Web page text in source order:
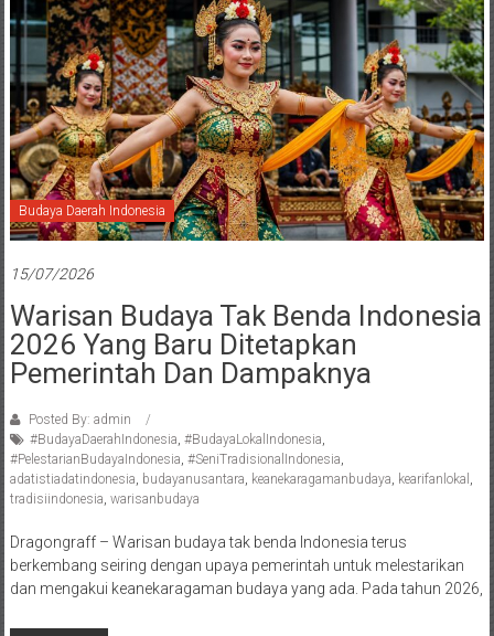
Budaya Daerah Indonesia
15/07/2026
Warisan Budaya Tak Benda Indonesia
2026 Yang Baru Ditetapkan
Pemerintah Dan Dampaknya
Posted By: admin
#BudayaDaerahIndonesia, #BudayaLokalIndonesia,
#PelestarianBudayaIndonesia, #SeniTradisionalIndonesia,
adatistiadatindonesia, budayanusantara, keanekaragamanbudaya, kearifanlokal ,
tradisiindonesia, warisanbudaya
Dragongraff – Warisan budaya tak benda Indonesia terus
berkembang seiring dengan upaya pemerintah untuk melestarikan
dan mengakui keanekaragaman budaya yang ada. Pada tahun 2026,